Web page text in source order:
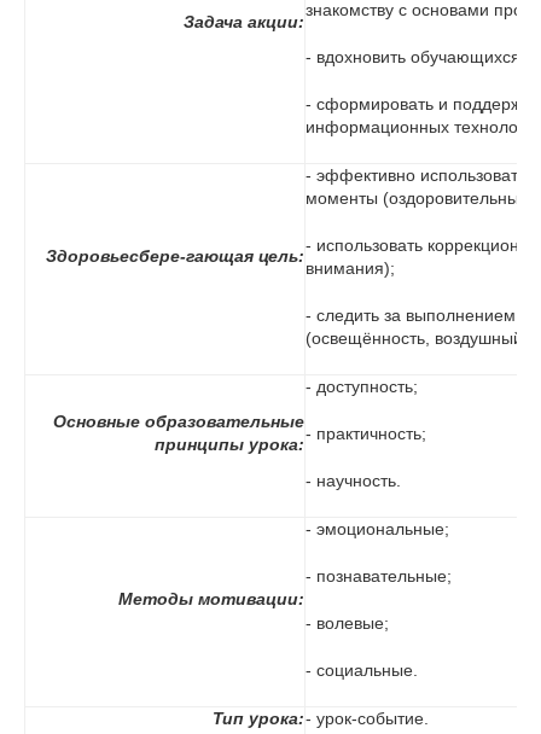
Задача акции:
знакомству с основами
- вдохновить обучающихся
- сформировать и
информационных
Здоровьесбере-гающая цель:
- эффективно использовать
моменты (оздоровительные
- использовать
внимания);
- следить за выполнением
(освещённость, воздушный
Основные образовательные
принципы урока:
- доступность;
- практичность;
- научность.
Методы мотивации:
- эмоциональные;
- познавательные;
- волевые;
- социальные.
Тип урока:- урок-событие.